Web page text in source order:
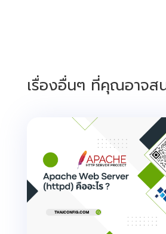
เรื่องอื่นๆ ที่คุณอาจส